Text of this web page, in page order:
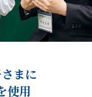
まに
使用